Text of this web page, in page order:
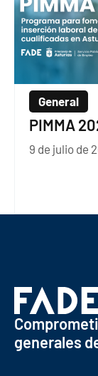
General
PIMMA
9 de julio de
generales